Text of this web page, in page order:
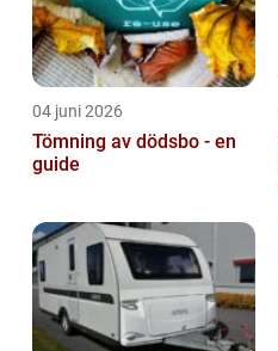
04 juni 2026
Tömning av dödsbo - en
guide